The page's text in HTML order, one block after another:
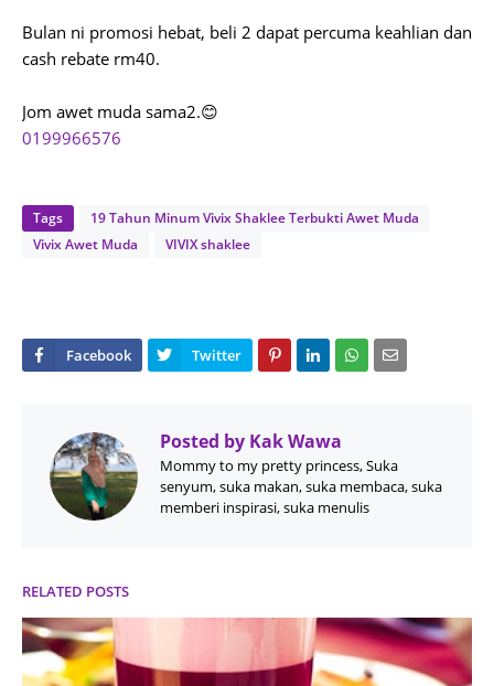
Bulan ni promosi hebat, beli 2 dapat percuma keahlian dan
cash rebate rm40.
Jom awet muda sama2.😊
0199966576
Tags
19 Tahun Minum Vivix Shaklee Terbukti Awet Muda
Vivix Awet Muda
VIVIX shaklee
Posted by Kak Wawa
Mommy to my pretty princess, Suka
senyum, suka makan, suka membaca, suka
memberi inspirasi, suka menulis
RELATED POSTS